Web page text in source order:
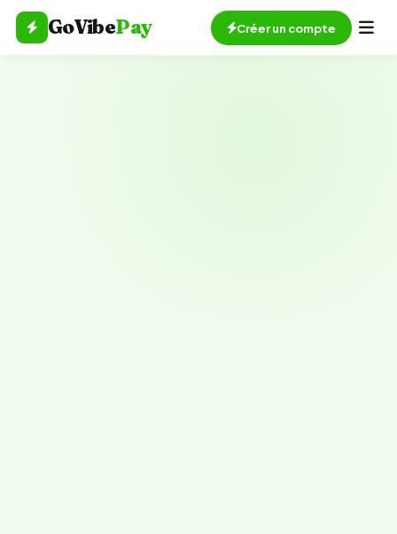
GoVibePay Créer un compte